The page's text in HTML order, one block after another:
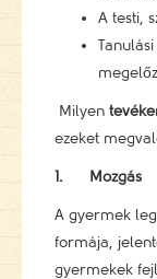
A testi,
Milyen
ezeket
1. Mozgás
A gyermek
formája,
gyermekek